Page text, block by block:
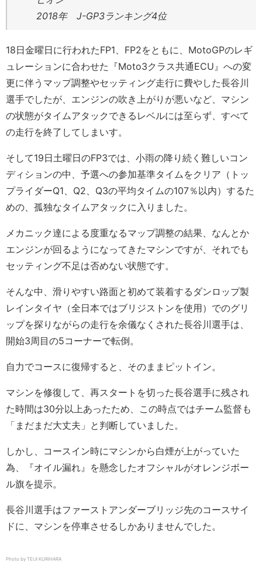
2018年 J-GP3ランキング4位
18日金曜日に行われたFP1、FP2をともに、MotoGPのレギ
ュレーションに合わせた『Moto3クラス共通ECU』への変
更に伴うマップ調整やセッティング走行に費やした長谷川
選手でしたが、エンジンの吹き上がりが悪いなど、マシン
の状態がタイムアタックできるレベルには至らず、すべて
の走行を終了してしまいす。
そして19日土曜日のFP3では、小雨の降り続く難しいコン
ディションの中、予選への参加基準タイムをクリア（トッ
プライダーQ1、Q2、Q3の平均タイムの107％以内）するた
めの、孤独なタイムアタックに入りました。
メカニック達による度重なるマップ調整の結果、なんとか
エンジンが回るようになってきたマシンですが、それでも
セッティング不足は否めない状態です。
そんな中、滑りやすい路面と初めて装着するダンロップ製
レインタイヤ（全日本ではブリジストンを使用）でのグリ
ップを探りながらの走行を余儀なくされた長谷川選手は、
開始3周目の5コーナーで転倒。
自力でコースに復帰すると、そのままピットイン。
マシンを修復して、再スタートを切った長谷選手に残され
た時間は30分以上あったため、この時点ではチーム監督も
「まだまだ大丈夫」と判断していました。
しかし、コースイン時にマシンから白煙が上がっていた
為、『オイル漏れ』を懸念したオフシャルがオレンジボー
ル旗を提示。
長谷川選手はファーストアンダーブリッジ先のコースサイ
ドに、マシンを停車させるしかありませんでした。
Photo by TEIJI KURIHARA